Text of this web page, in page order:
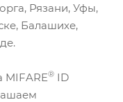
Рязани, Уфы,
Балашихе,
MIFARE® ID